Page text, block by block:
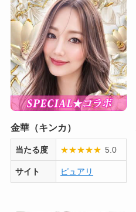
金華（キンカ）
当たる度 ★★★★★ 5.0
サイト ピュアリ